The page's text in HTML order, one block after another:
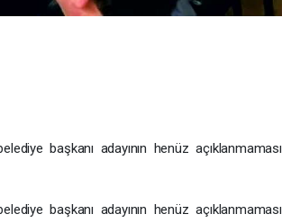
başkanı adayının henüz açıklanmaması
başkanı adayının henüz açıklanmaması